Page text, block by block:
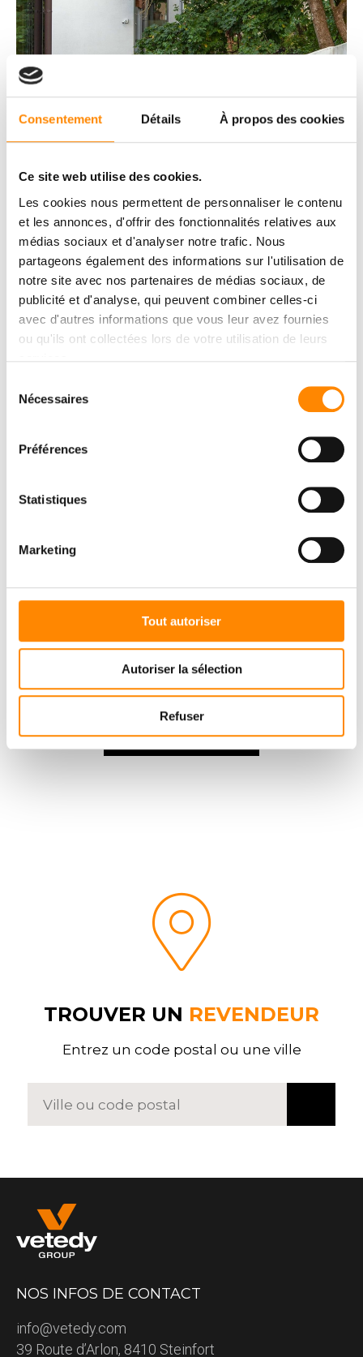
Consentement Détails À propos des cookies
Ce site web utilise des cookies.
Les cookies nous permettent de personnaliser le contenu
et les annonces, d'offrir des fonctionnalités relatives aux
médias sociaux et d'analyser notre trafic. Nous
partageons également des informations sur l'utilisation de
notre site avec nos partenaires de médias sociaux, de
publicité et d'analyse, qui peuvent combiner celles-ci
avec d'autres informations que vous leur avez fournies
ou qu'ils ont collectées lors de votre utilisation de leurs
Nécessaires
Préférences
Statistiques
Marketing
Tout autoriser
Autoriser la sélection
Refuser
CENTRE DE
TÉLÉCHARGMENT
DOWNLOAD CENTER
TROUVER UN REVENDEUR
Entrez un code postal ou une ville
NOS INFOS DE CONTACT
info@vetedy.com
39 Route d’Arlon, 8410 Steinfort